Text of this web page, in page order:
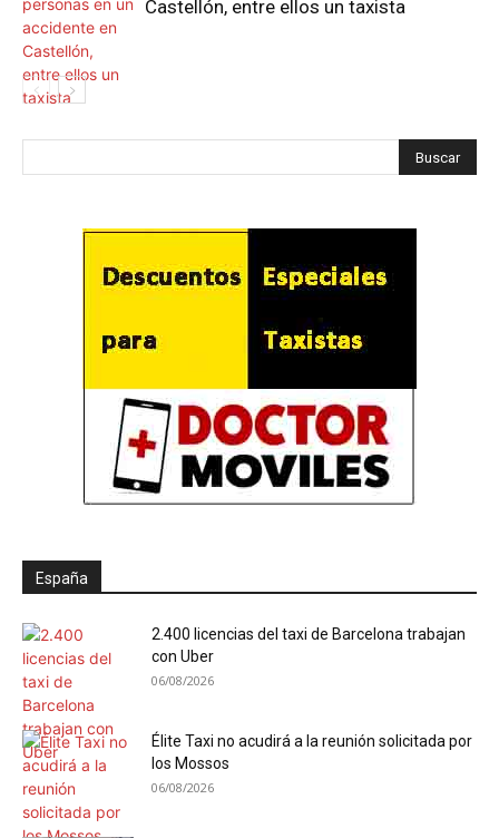
Castellón, entre ellos un taxista
España
2.400 licencias del taxi de Barcelona trabajan
con Uber
06/08/2026
Élite Taxi no acudirá a la reunión solicitada por
los Mossos
06/08/2026